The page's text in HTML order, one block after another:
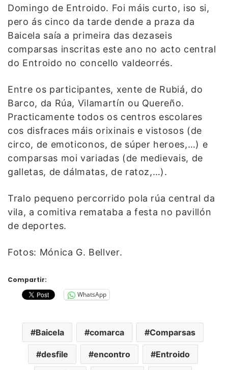
Domingo de Entroido. Foi máis curto, iso si,
pero ás cinco da tarde dende a praza da
Baicela saía a primeira das dezaseis
comparsas inscritas este ano no acto central
do Entroido no concello valdeorrés.
Entre os participantes, xente de Rubiá, do
Barco, da Rúa, Vilamartín ou Quereño.
Practicamente todos os centros escolares
cos disfraces máis orixinais e vistosos (de
circo, de emoticonos, de súper heroes,…) e
comparsas moi variadas (de medievais, de
galletas, de dálmatas, de ratoz,…).
Tralo pequeno percorrido pola rúa central da
vila, a comitiva remataba a festa no pavillón
de deportes.
Fotos: Mónica G. Bellver.
Compartir:
WhatsApp
Baicela comarca Comparsas
desfile encontro Entroido